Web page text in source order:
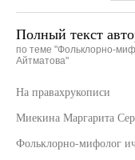
Полный текст
по теме "Фольклорно-
Айтматова"
На правахрукописи
Миекина Маргарита
Фольклорно-мифолог